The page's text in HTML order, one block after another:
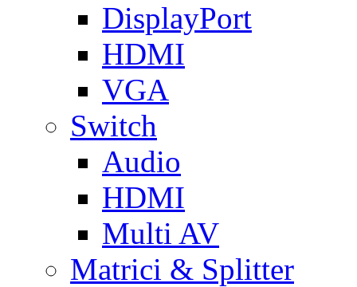
DisplayPort
HDMI
VGA
Switch
Audio
HDMI
Multi AV
Matrici & Splitter